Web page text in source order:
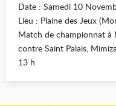
Date : Samedi 10
Lieu : Plaine des Jeux
Match de championnat à
contre Saint Palais,
13 h